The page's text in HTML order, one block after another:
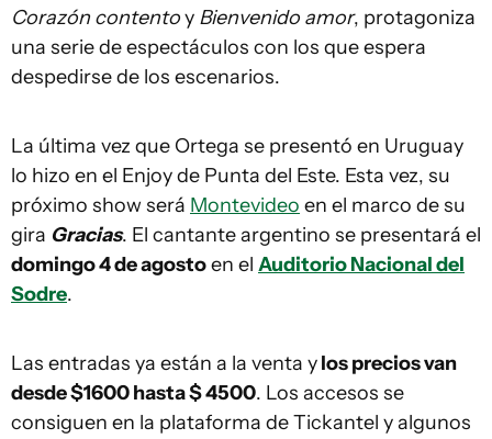
Corazón contentoy Bienvenido amor, protagoniza
una serie de espectáculos con los que espera
despedirse de los escenarios.
La última vez que Ortega se presentó en Uruguay
lo hizo en el Enjoy de Punta del Este. Esta vez, su
próximo show será Montevideo en el marco de su
gira Gracias. El cantante argentino se presentará el
domingo 4 de agostoen el Auditorio Nacional del
Sodre.
Las entradas ya están a la venta ylos precios van
desde $1600 hasta $ 4500. Los accesos se
consiguen en la plataforma de Tickantel y algunos